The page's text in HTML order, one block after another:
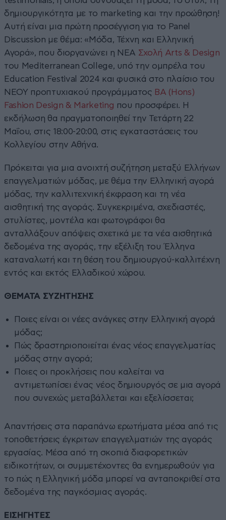
δημιουργικότητα με το marketing και την προώθηση!
Αυτή είναι μια πρώτη προσέγγιση για το Panel
Discussion με θέμα: «Μόδα, Τέχνη και Ελληνική
Αγορά», που διοργανώνει η ΝΕΑ Σχολή Arts & Design
του Mediterranean College, υπό την ομπρέλα του
Education Festival 2024 και φυσικά στο πλαίσιο του
ΝEOY προπτυχιακού προγράμματος BA (Hons)
Fashion Design & Marketing που προσφέρει. Η
εκδήλωση θα πραγματοποιηθεί την Τετάρτη 22
Μαΐου, στις 18:00-20:00, στις εγκαταστάσεις του
Κολλεγίου στην Αθήνα.
Πρόκειται για μια ανοιχτή συζήτηση μεταξύ Ελλήνων
επαγγελματιών μόδας, με θέμα την Ελληνική αγορά
μόδας, την καλλιτεχνική έκφραση και τη νέα
αισθητική της αγοράς. Συγκεκριμένα, σχεδιαστές,
στυλίστες, μοντέλα και φωτογράφοι θα
ανταλλάξουν απόψεις σχετικά με τα νέα αισθητικά
δεδομένα της αγοράς, την εξέλιξη του Έλληνα
καταναλωτή και τη θέση του δημιουργού-καλλιτέχνη
εντός και εκτός Ελλαδικού χώρου.
ΘΕΜΑΤΑ ΣΥΖΗΤΗΣΗΣ
Ποιες είναι οι νέες ανάγκες στην Ελληνική αγορά
μόδας;
Πώς δραστηριοποιείται ένας νέος επαγγελματίας
μόδας στην αγορά;
Ποιες οι προκλήσεις που καλείται να
αντιμετωπίσει ένας νέος δημιουργός σε μια αγορά
που συνεχώς μεταβάλλεται και εξελίσσεται;
Απαντήσεις στα παραπάνω ερωτήματα μέσα από τις
τοποθετήσεις έγκριτων επαγγελματιών της αγοράς
εργασίας. Μέσα από τη σκοπιά διαφορετικών
ειδικοτήτων, οι συμμετέχοντες θα ενημερωθούν για
το πώς η Ελληνική μόδα μπορεί να ανταποκριθεί στα
δεδομένα της παγκόσμιας αγοράς.
ΕΙΣΗΓΗΤΕΣ